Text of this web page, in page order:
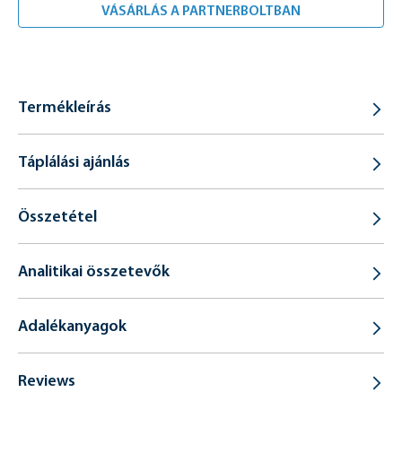
VÁSÁRLÁS A PARTNERBOLTBAN
Termékleírás
Táplálási ajánlás
Összetétel
Analitikai összetevők
Adalékanyagok
Reviews